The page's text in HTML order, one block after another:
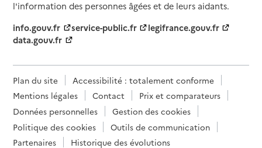
l'information des personnes âgées et de leurs aidants.
info.gouv.fr
service-public.fr
legifrance.gouv.fr
data.gouv.fr
Plan du site
Accessibilité : totalement conforme
Mentions légales
Contact
Prix et comparateurs
Données personnelles
Gestion des cookies
Politique des cookies
Outils de communication
Partenaires
Historique des évolutions